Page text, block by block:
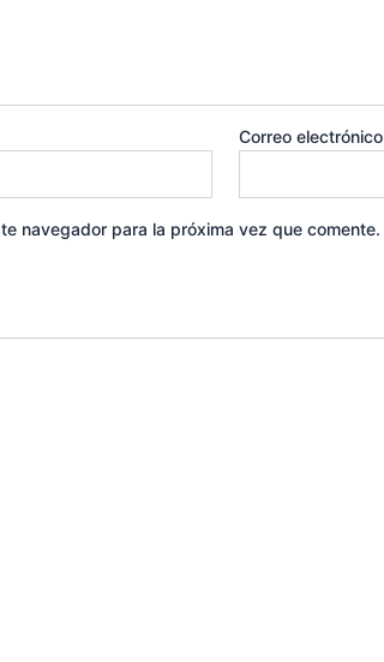
Correo electrónico
navegador para la próxima vez que comente.